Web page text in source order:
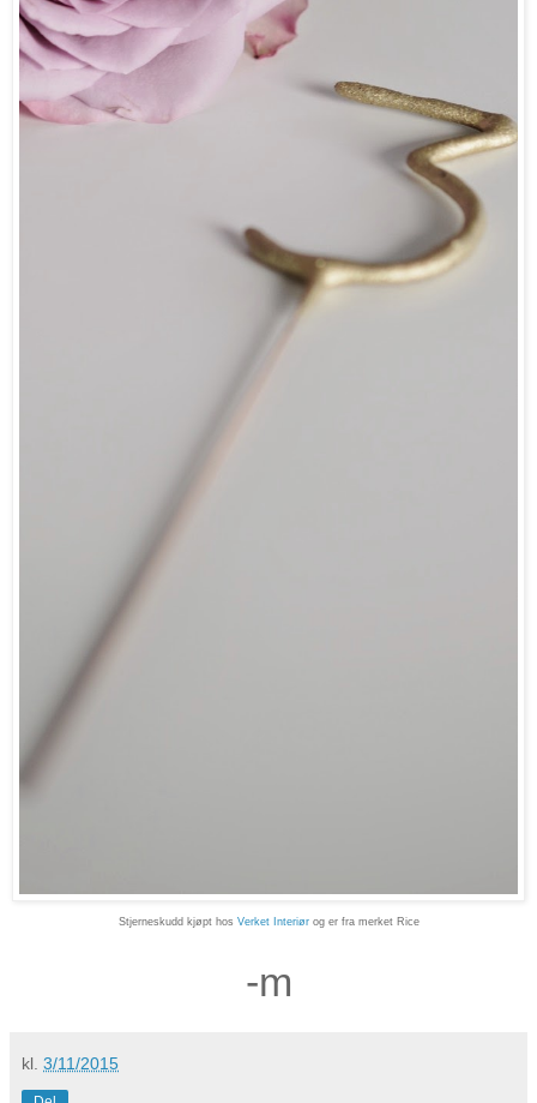
Stjerneskudd kjøpt hos Verket Interiørog er fra merket Rice
-m
kl. 3/11/2015